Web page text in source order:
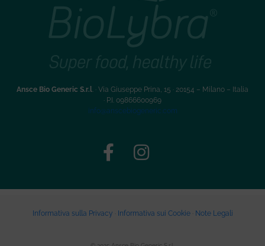
Ansce Bio Generic S.r.l . · Via Giuseppe Prina, 15 · 20154 – Milano – Italia
· P.I. 09866600969
info@anscebiogeneric.com
Informativa sulla Privacy Informativa sui Cookie· Note Legali